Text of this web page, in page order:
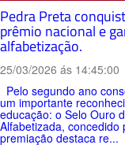
Pedra Preta
prêmio nacional e
alfabetização.
25/03/2026 ás 14:45:00
Pelo segundo ano
um importante
educação: o Selo Ouro
Alfabetizada, concedido
premiação destaca re...